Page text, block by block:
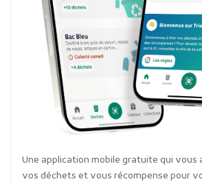
Une application mobile gratuite qui vous
vos déchets et vous récompense pour